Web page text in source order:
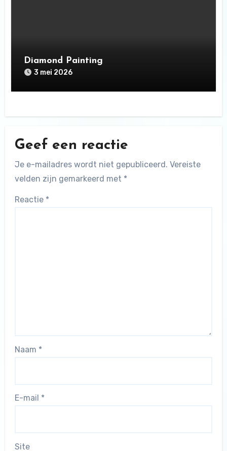
Diamond Painting
3 mei 2026
Geef een reactie
Je e-mailadres wordt niet gepubliceerd. Vereiste
velden zijn gemarkeerd met *
Reactie *
Naam *
E-mail *
Site